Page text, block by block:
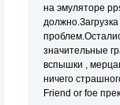
на эмуляторе
значительные
вспышки ,
ничего
Friend or foe